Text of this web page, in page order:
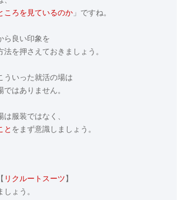
ころを見ているのか 」ですね。
ら良い印象を
を押さえておきましょう。
ういった就活の場は
はありません。
服装ではなく、
と をまず意識しましょう。
リクルートスーツ】
ょう。